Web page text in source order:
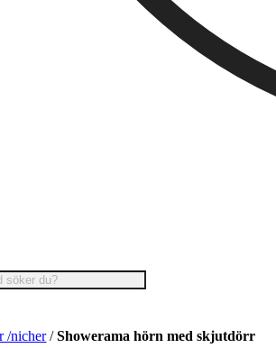
/nicher/Showerama hörn med skjutdörr